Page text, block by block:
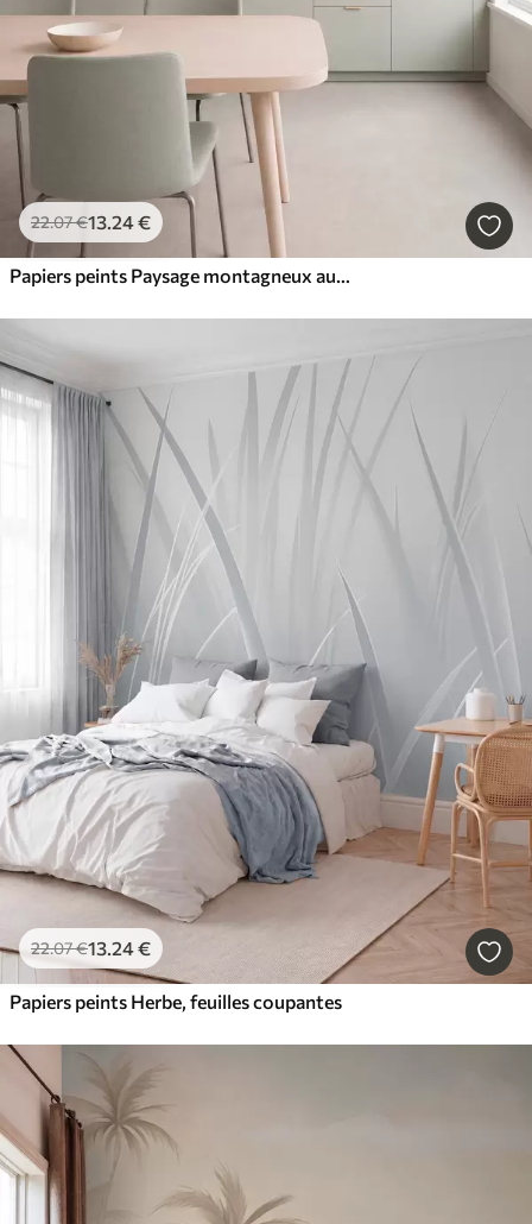
22.07€13.24€
Papiers peints Paysage montagneux aux reliefs variés
22.07€13.24€
Papiers peints Herbe, feuilles coupantes